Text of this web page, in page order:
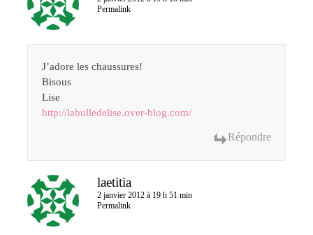
Permalink
J’adore les chaussures!
Bisous
Lise
http://labulledelise.over-blog.com/
Répondre
laetitia
2 janvier 2012 à 19 h 51 min
Permalink